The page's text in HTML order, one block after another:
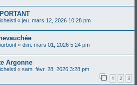
« jeu. mars 12, 2026 10:28 pm
« dim. mars 01, 2026 5:24 pm
Argonne
« sam. févr. 28, 2026 3:28 pm
1 2 3